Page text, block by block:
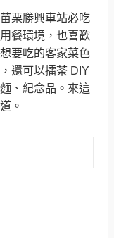
栗勝興車站必吃
餐環境，也喜歡
要吃的客家菜色
還可以擂茶 DIY
、紀念品。來這
。